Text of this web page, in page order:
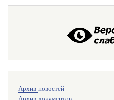
поиска
Архив новостей